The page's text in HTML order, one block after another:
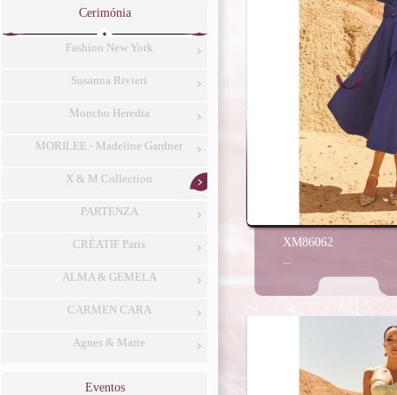
Cerimónia
Fashion New York
Susanna Rivieri
Moncho Heredia
MORILEE - Madeline Gardner
X & M Collection
PARTENZA
CRÉATIF Paris
ALMA & GEMELA
CARMEN CARA
Agnes & Marie
Eventos
XM86062
...